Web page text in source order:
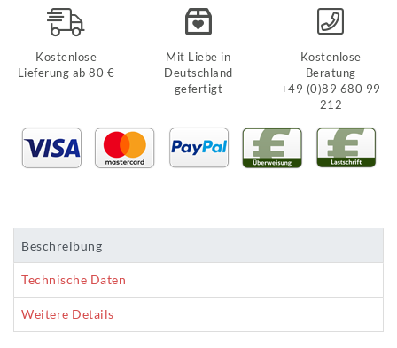
Kostenlose
Lieferung ab 80 €
Mit Liebe in
Deutschland
gefertigt
Kostenlose
Beratung
+49 (0)89 680 99
212
Beschreibung
Technische Daten
Weitere Details